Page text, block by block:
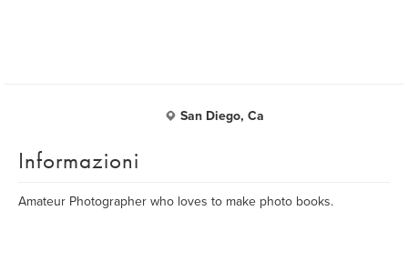
San Diego, Ca
Informazioni
Amateur Photographer who loves to make photo books.